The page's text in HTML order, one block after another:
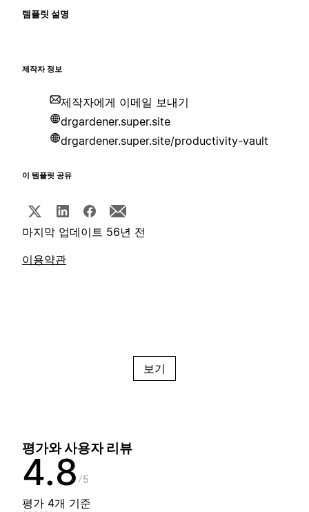
템플릿 설명
제작자 정보
제작자에게 이메일 보내기
drgardener.super.site
drgardener.super.site/productivity-vault
이 템플릿 공유
마지막 업데이트 56년 전
이용약관
보기
평가와 사용자 리뷰
4.8 5
평가 4개 기준